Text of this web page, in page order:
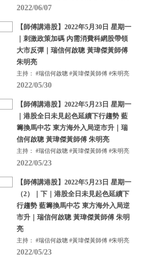
2022/06/07
【師傅講港股】2022年5月30日 星期一
｜刺激政策加碼 內需消費科網股帶領
大市反彈｜瑞信何啟聰 黃瑋傑黃師傅
朱明亮
主持： #瑞信何啟聰 #黃瑋傑黃師傅 #朱明亮
2022/05/30
【師傅講港股】2022年5月23日 星期一
｜港股全日未見起色延續下行趨勢 藍
籌換馬中芯 東方海外入局逆市升｜瑞
信何啟聰 黃瑋傑黃師傅 朱明亮
主持： #瑞信何啟聰 #黃瑋傑黃師傅 #朱明亮
2022/05/23
【師傅講港股】2022年5月23日 星期一
（2）｜下｜港股全日未見起色延續下
行趨勢 藍籌換馬中芯 東方海外入局逆
市升｜瑞信何啟聰 黃瑋傑黃師傅 朱明
亮
主持： #瑞信何啟聰 #黃瑋傑黃師傅 #朱明亮
2022/05/23